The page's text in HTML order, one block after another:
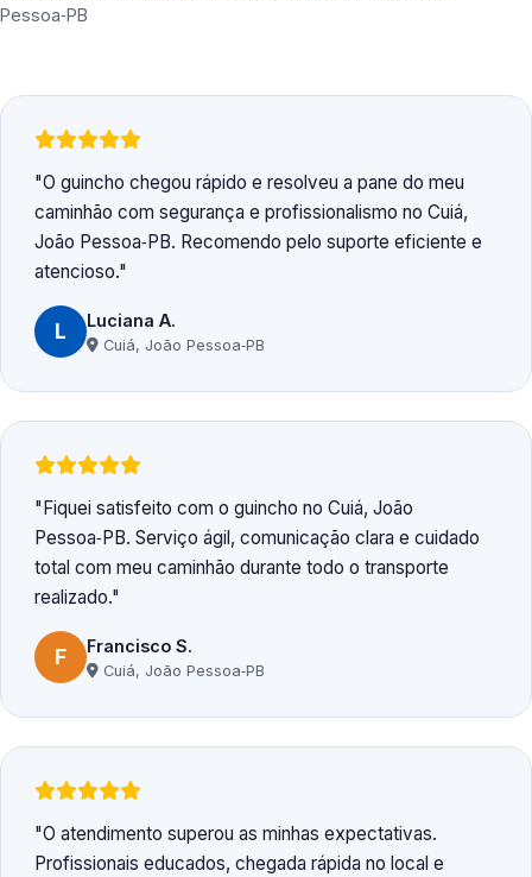
Pessoa‑PB
O guincho chegou rápido e resolveu a pane do meu
caminhão com segurança e profissionalismo no Cuiá,
João Pessoa‑PB. Recomendo pelo suporte eficiente e
atencioso.
L Luciana A.
Cuiá, João Pessoa‑PB
Fiquei satisfeito com o guincho no Cuiá, João
Pessoa‑PB. Serviço ágil, comunicação clara e cuidado
total com meu caminhão durante todo o transporte
realizado.
F Francisco S.
Cuiá, João Pessoa‑PB
O atendimento superou as minhas expectativas.
Profissionais educados, chegada rápida no local e